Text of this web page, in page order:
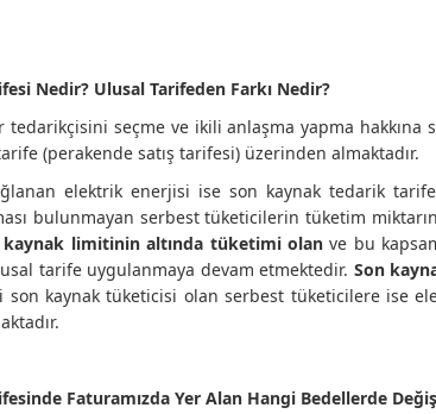
Nedir? Ulusal Tarifeden Farkı Nedir?
tedarikçisini seçme ve ikili anlaşma yapma
(perakende satış tarifesi) üzerinden almaktadır.
elektrik enerjisi ise son kaynak tedarik
bulunmayan serbest tüketicilerin tüketim
kaynak limitinin altında tüketimi olanve bu
tarife uygulanmaya devam etmektedir. Son
son kaynak tüketicisi olan serbest tüketicilere ise
Faturamızda Yer Alan Hangi Bedellerde